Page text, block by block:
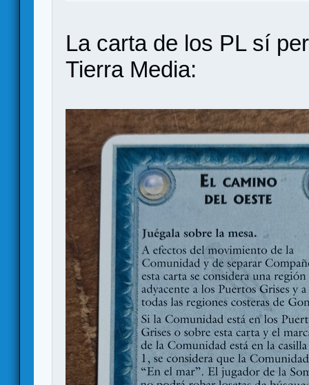
La carta de los PL sí
Tierra Media: